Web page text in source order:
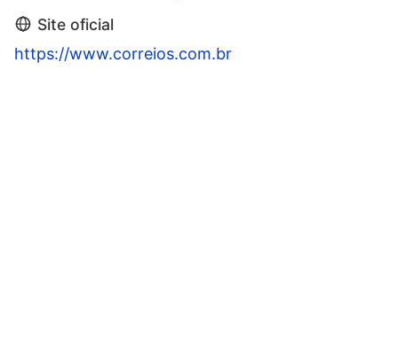
Site oficial
https://www.correios.com.br